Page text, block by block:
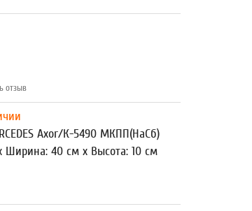
отзыв
Axor/К-5490 МКПП(НаСб)
Ширина: 40 см x Высота: 10 см